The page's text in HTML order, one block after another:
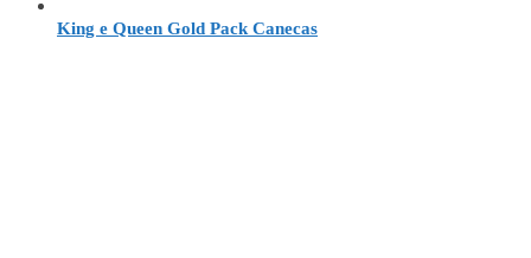
King e Queen Gold Pack Canecas